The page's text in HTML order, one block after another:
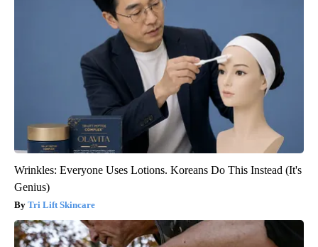
Wrinkles: Everyone Uses Lotions. Koreans Do This Instead (It's
Genius)
Tri Lift Skincare